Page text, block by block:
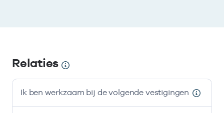
Relaties
Ik ben werkzaam bij de volgende vestigingen